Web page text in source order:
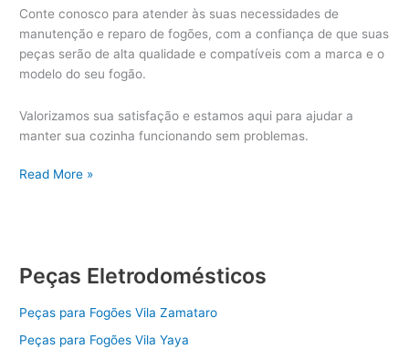
Conte conosco para atender às suas necessidades de
manutenção e reparo de fogões, com a confiança de que suas
peças serão de alta qualidade e compatíveis com a marca e o
modelo do seu fogão.
Valorizamos sua satisfação e estamos aqui para ajudar a
manter sua cozinha funcionando sem problemas.
Peças
Read More »
Peças Eletrodomésticos
Peças para Fogões Vila Zamataro
Peças para Fogões Vila Yaya